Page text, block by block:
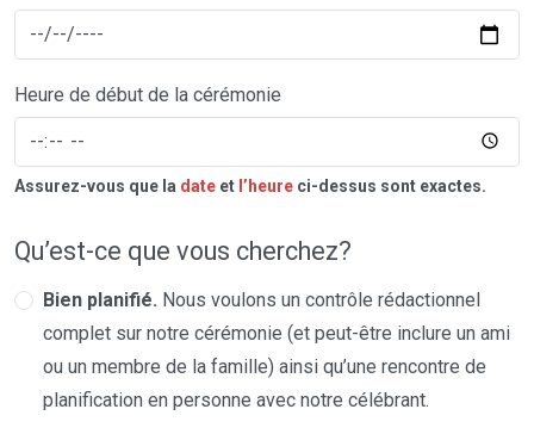
Heure de début de la cérémonie
Assurez-vous que la date et l’heure ci-dessus sont exactes.
Qu’est-ce que vous cherchez?
Bien planifié. Nous voulons un contrôle rédactionnel
complet sur notre cérémonie (et peut-être inclure un ami
ou un membre de la famille) ainsi qu’une rencontre de
planification en personne avec notre célébrant.